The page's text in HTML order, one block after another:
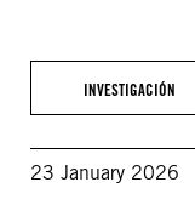
INVESTIGACIÓN
23 January 2026